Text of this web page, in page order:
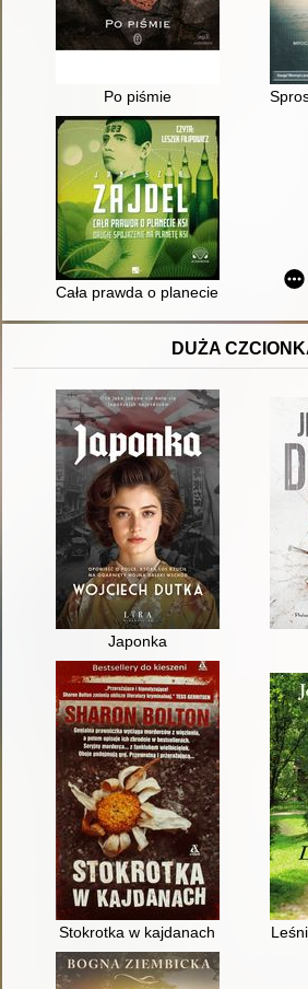
Po piśmie
Cała prawda o planecie Ksi ; Drugie
DUŻA
Japonka
Stokrotka w kajdanach